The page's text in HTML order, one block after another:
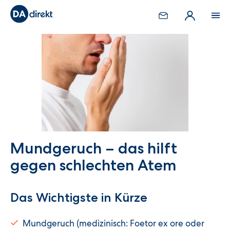
Mundgeruch – das hilft
gegen schlechten Atem
Das Wichtigste in Kürze
Mundgeruch (medizinisch: Foetor ex ore oder